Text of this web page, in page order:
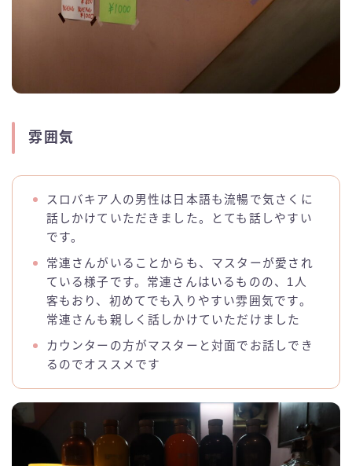
雰囲気
スロバキア人の男性は日本語も流暢で気さくに
話しかけていただきました。とても話しやすい
です。
常連さんがいることからも、マスターが愛され
ている様子です。常連さんはいるものの、1人
客もおり、初めてでも入りやすい雰囲気です。
常連さんも親しく話しかけていただけました
カウンターの方がマスターと対面でお話しでき
るのでオススメです